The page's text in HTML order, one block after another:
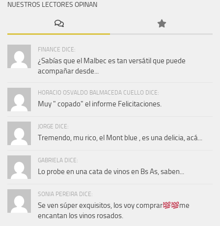
NUESTROS LECTORES OPINAN
FINANCE DICE:
¿Sabías que el Malbec es tan versátil que puede
acompañar desde...
HORACIO OSVALDO BALMACEDA CUELLO DICE:
Muy " copado" el informe Felicitaciones.
JORGE DICE:
Tremendo, mu rico, el Mont blue , es una delicia, acá...
GABRIELA DICE:
Lo probe en una cata de vinos en Bs As, saben...
SONIA PEREIRA DICE:
Se ven súper exquisitos, los voy comprar
me
encantan los vinos rosados.